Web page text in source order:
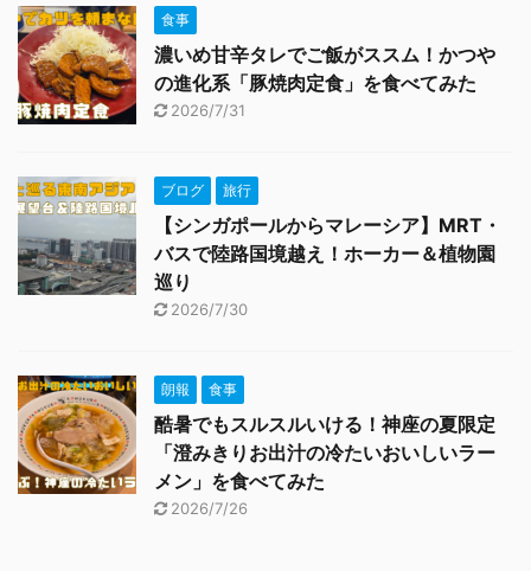
食事
濃いめ甘辛タレでご飯がススム！かつや
の進化系「豚焼肉定食」を食べてみた
2026/7/31
ブログ 旅行
【シンガポールからマレーシア】MRT・
バスで陸路国境越え！ホーカー＆植物園
巡り
2026/7/30
朗報 食事
酷暑でもスルスルいける！神座の夏限定
「澄みきりお出汁の冷たいおいしいラー
メン」を食べてみた
2026/7/26